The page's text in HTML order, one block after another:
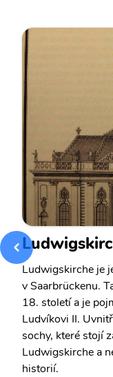
Ludwigskirche je
v Saarbrückenu.
18. století a je
Ludvíkovi II.
sochy, které stojí
Ludwigskirche a
historií.